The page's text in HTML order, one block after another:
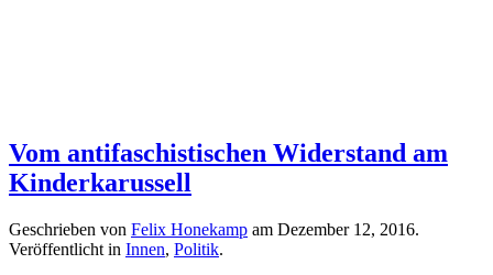
Vom antifaschistischen Widerstand am
Kinderkarussell
Geschrieben von Felix Honekamp am Dezember 12, 2016.
Veröffentlicht in Innen, Politik.